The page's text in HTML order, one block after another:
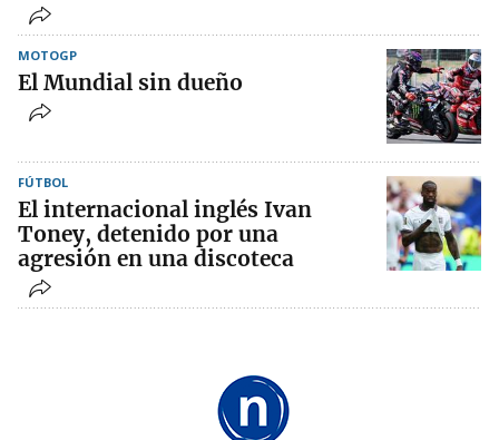
MOTOGP
El Mundial sin dueño
FÚTBOL
El internacional inglés Ivan
Toney, detenido por una
agresión en una discoteca